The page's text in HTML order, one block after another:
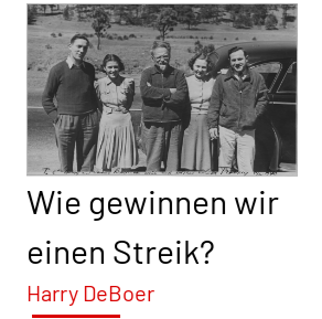
Wie gewinnen wir
einen Streik?
Harry DeBoer